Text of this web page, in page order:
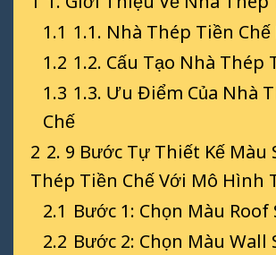
1.1 1.1. Nhà Thép Tiền Chế
1.2 1.2. Cấu Tạo Nhà Thép
1.3 1.3. Ưu Điểm Của Nhà
Chế
2 2. 9 Bước Tự Thiết Kế Màu
Thép Tiền Chế Với Mô Hình
2.1 Bước 1: Chọn Màu
2.2 Bước 2: Chọn Màu Wall